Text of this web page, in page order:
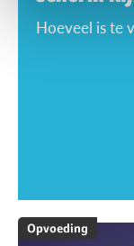
Hoeveel is te
Opvoeding